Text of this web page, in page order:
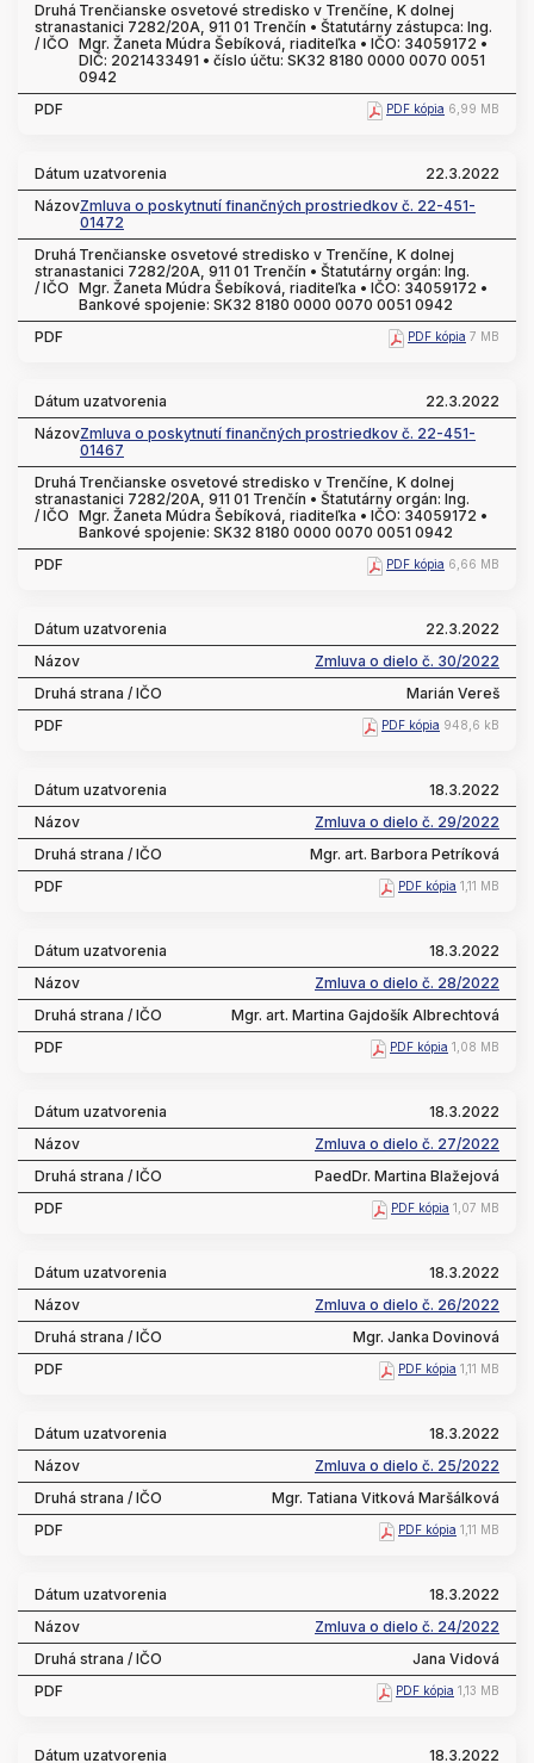
Trenčianske osvetové stredisko v Trenčíne, K dolnej
stanici 7282/20A, 911 01 Trenčín • Štatutárny zástupca: Ing.
Mgr. Žaneta Múdra Šebíková, riaditeľka • IČO: 34059172 •
DIČ: 2021433491 • číslo účtu: SK32 8180 0000 0070 0051
0942
PDF kópia 6,99 MB
22.3.2022
Zmluva o poskytnutí finančných prostriedkov č. 22-451-
01472
Trenčianske osvetové stredisko v Trenčíne, K dolnej
stanici 7282/20A, 911 01 Trenčín • Štatutárny orgán: Ing.
Mgr. Žaneta Múdra Šebíková, riaditeľka • IČO: 34059172 •
Bankové spojenie: SK32 8180 0000 0070 0051 0942
PDF kópia 7 MB
22.3.2022
Zmluva o poskytnutí finančných prostriedkov č. 22-451-
01467
Trenčianske osvetové stredisko v Trenčíne, K dolnej
stanici 7282/20A, 911 01 Trenčín • Štatutárny orgán: Ing.
Mgr. Žaneta Múdra Šebíková, riaditeľka • IČO: 34059172 •
Bankové spojenie: SK32 8180 0000 0070 0051 0942
PDF kópia 6,66 MB
22.3.2022
Zmluva o dielo č. 30/2022
Marián Vereš
PDF kópia 948,6 kB
18.3.2022
Zmluva o dielo č. 29/2022
Mgr. art. Barbora Petríková
PDF kópia 1,11 MB
18.3.2022
Zmluva o dielo č. 28/2022
Mgr. art. Martina Gajdošík Albrechtová
PDF kópia 1,08 MB
18.3.2022
Zmluva o dielo č. 27/2022
PaedDr. Martina Blažejová
PDF kópia 1,07 MB
18.3.2022
Zmluva o dielo č. 26/2022
Mgr. Janka Dovinová
PDF kópia 1,11 MB
18.3.2022
Zmluva o dielo č. 25/2022
Mgr. Tatiana Vitková Maršálková
PDF kópia 1,11 MB
18.3.2022
Zmluva o dielo č. 24/2022
Jana Vidová
PDF kópia 1,13 MB
18.3.2022